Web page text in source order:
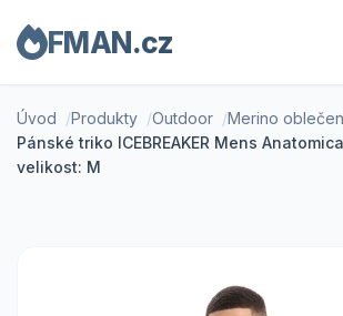
FMAN.cz
Úvod Produkty Outdoor
Merino
Pánské triko ICEBREAKER Mens
velikost: M